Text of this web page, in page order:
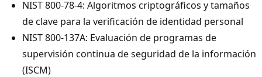
NIST 800-78-4: Algoritmos criptográficos y tamaños
de clave para la verificación de identidad personal
NIST 800-137A: Evaluación de programas de
supervisión continua de seguridad de la información
(ISCM)